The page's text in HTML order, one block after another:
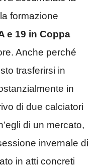
formazione
e 19 in Coppa
Anche perché
trasferirsi in
in
di due calciatori
di un mercato,
invernale di
in atti concreti